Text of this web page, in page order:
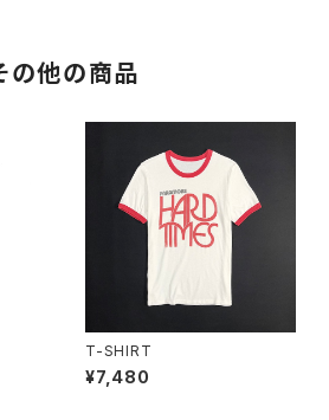
の他の商品
T-SHIRT
¥7,480